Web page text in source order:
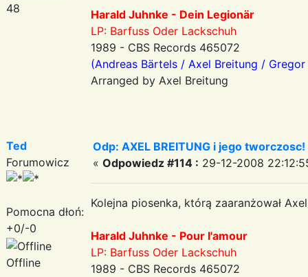
48
Harald Juhnke - Dein Legionär
LP: Barfuss Oder Lackschuh
1989 - CBS Records 465072
(Andreas Bärtels / Axel Breitung /
Arranged by Axel Breitung
Ted
Forumowicz
Pomocna dłoń:
+0/-0
Offline
Odp: AXEL BREITUNG i jego
« Odpowiedz #114 : 29-12-2008
Kolejna piosenka, którą zaaranżował
Harald Juhnke - Pour l'amour
LP: Barfuss Oder Lackschuh
1989 - CBS Records 465072